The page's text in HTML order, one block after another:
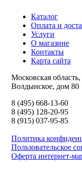
Каталог
Оплата и
Услуги
О магазине
Контакты
Карта сайта
Московская
Волдынское, дом 80
8 (495) 668-13-60
8 (495) 128-20-95
8 (915) 037-95-85
Политика
Пользовательское
Оферта интернет-